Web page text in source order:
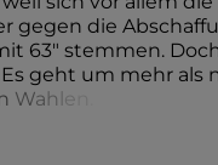
gegen die
63" stemmen.
geht um mehr als
Wah le